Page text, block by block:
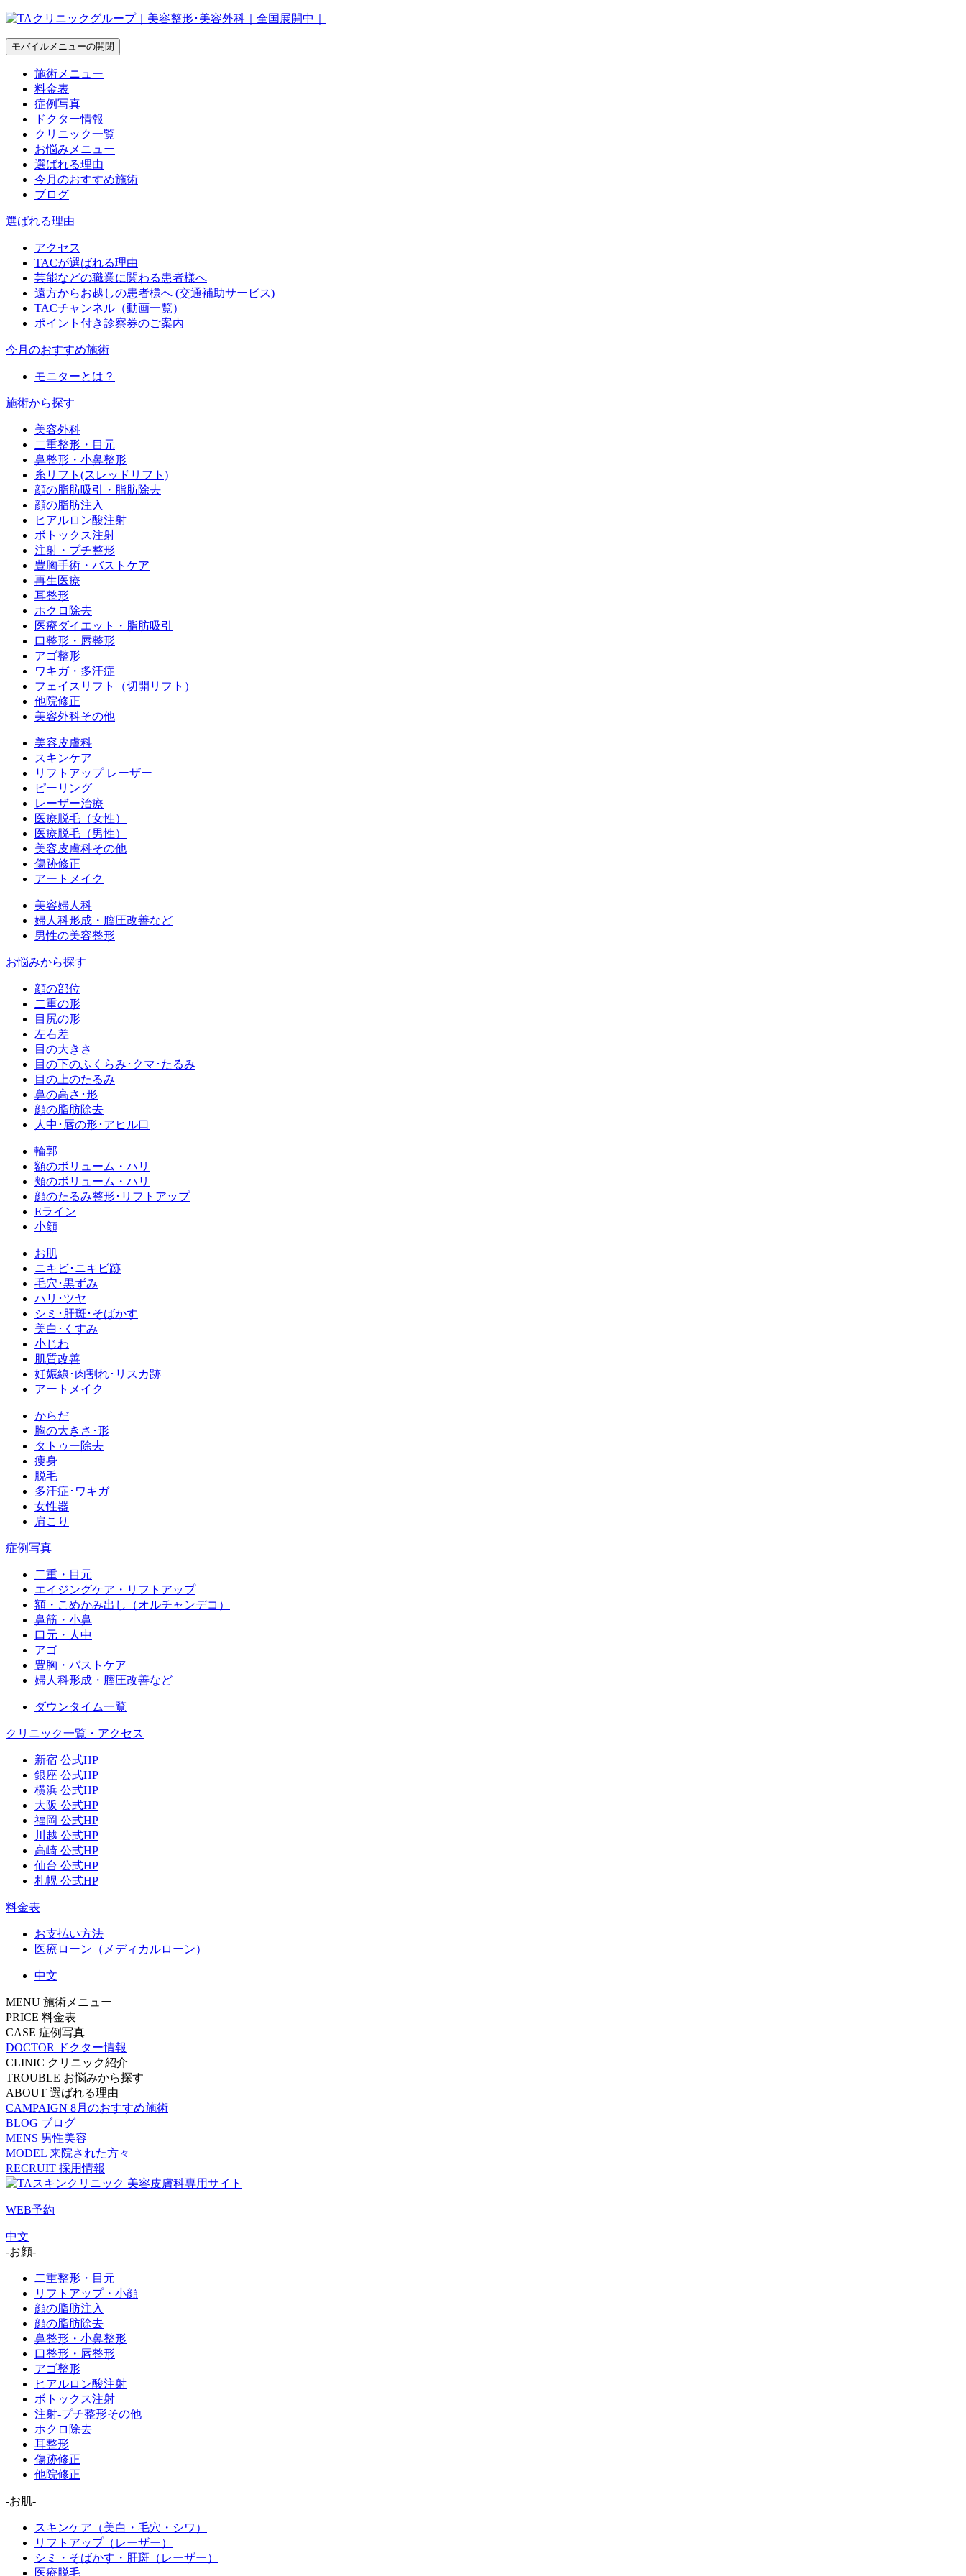
モバイルメニューの開閉
施術メニュー
料金表
症例写真
ドクター情報
クリニック一覧
お悩みメニュー
選ばれる理由
今月のおすすめ施術
ブログ
選ばれる理由
アクセス
TACが選ばれる理由
芸能などの職業に関わる患者様へ
遠方からお越しの患者様へ (交通補助サービス)
TACチャンネル（動画一覧）
ポイント付き診察券のご案内
今月のおすすめ施術
モニターとは？
施術から探す
美容外科
二重整形・目元
鼻整形・小鼻整形
糸リフト(スレッドリフト)
顔の脂肪吸引・脂肪除去
顔の脂肪注入
ヒアルロン酸注射
ボトックス注射
注射・プチ整形
豊胸手術・バストケア
再生医療
耳整形
ホクロ除去
医療ダイエット・脂肪吸引
口整形・唇整形
アゴ整形
ワキガ・多汗症
フェイスリフト（切開リフト）
他院修正
美容外科その他
美容皮膚科
スキンケア
リフトアップ レーザー
ピーリング
レーザー治療
医療脱毛（女性）
医療脱毛（男性）
美容皮膚科その他
傷跡修正
アートメイク
美容婦人科
婦人科形成・膣圧改善など
男性の美容整形
お悩みから探す
顔の部位
二重の形
目尻の形
左右差
目の大きさ
目の下のふくらみ･クマ･たるみ
目の上のたるみ
鼻の高さ･形
顔の脂肪除去
人中･唇の形･アヒル口
輪郭
額のボリューム・ハリ
頬のボリューム・ハリ
顔のたるみ整形･リフトアップ
Eライン
小顔
お肌
ニキビ･ニキビ跡
毛穴･黒ずみ
ハリ･ツヤ
シミ･肝斑･そばかす
美白･くすみ
小じわ
肌質改善
妊娠線･肉割れ･リスカ跡
アートメイク
からだ
胸の大きさ･形
タトゥー除去
痩身
脱毛
多汗症･ワキガ
女性器
肩こり
症例写真
二重・目元
エイジングケア・リフトアップ
額・こめかみ出し（オルチャンデコ）
鼻筋・小鼻
口元・人中
アゴ
豊胸・バストケア
婦人科形成・膣圧改善など
ダウンタイム一覧
クリニック一覧・アクセス
新宿 公式HP
銀座 公式HP
横浜 公式HP
大阪 公式HP
福岡 公式HP
川越 公式HP
高崎 公式HP
仙台 公式HP
札幌 公式HP
料金表
お支払い方法
医療ローン（メディカルローン）
中文
MENU 施術メニュー
PRICE 料金表
CASE 症例写真
DOCTOR
ドクター情報
CLINIC クリニック紹介
TROUBLE お悩みから探す
ABOUT 選ばれる理由
CAMPAIGN 8月のおすすめ施術
BLOG ブログ
MENS 男性美容
MODEL 来院された方々
RECRUIT 採用情報
WEB予約
中文
-お顔-
二重整形・目元
リフトアップ・小顔
顔の脂肪注入
顔の脂肪除去
鼻整形・小鼻整形
口整形・唇整形
アゴ整形
ヒアルロン酸注射
ボトックス注射
注射-プチ整形その他
ホクロ除去
耳整形
傷跡修正
他院修正
-お肌-
スキンケア（美白・毛穴・シワ）
リフトアップ（レーザー）
シミ・そばかす・肝斑（レーザー）
医療脱毛